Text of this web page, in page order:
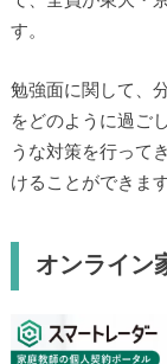
す。
勉強面に関して、
をどのように過ご
うな対策を行って
けることができます
オンライン